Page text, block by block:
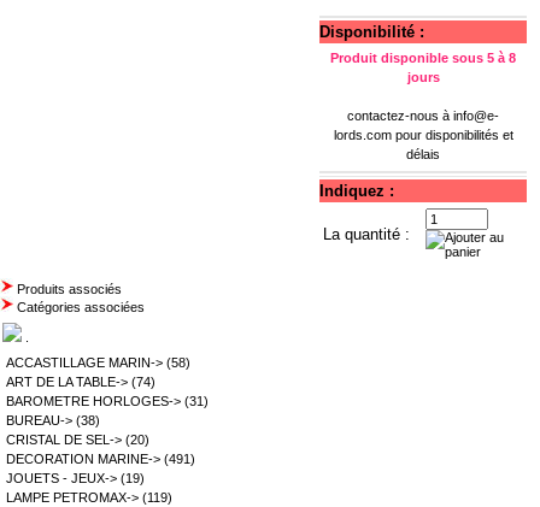
Disponibilité :
Produit disponible sous 5 à 8
jours
contactez-nous à info@e-
lords.compour disponibilités et
délais
Indiquez :
La quantité :
Produits associés
Catégories associées
ACCASTILLAGE MARIN-> (58)
ART DE LA TABLE-> (74)
BAROMETRE HORLOGES-> (31)
BUREAU-> (38)
CRISTAL DE SEL-> (20)
DECORATION MARINE-> (491)
JOUETS - JEUX-> (19)
LAMPE PETROMAX-> (119)